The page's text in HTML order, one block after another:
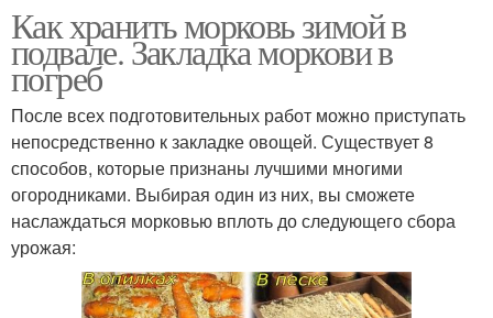
Как хранить морковь зимой в
подвале. Закладка моркови в
погреб
После всех подготовительных работ можно приступать
непосредственно к закладке овощей. Существует 8
способов, которые признаны лучшими многими
огородниками. Выбирая один из них, вы сможете
наслаждаться морковью вплоть до следующего сбора
урожая: